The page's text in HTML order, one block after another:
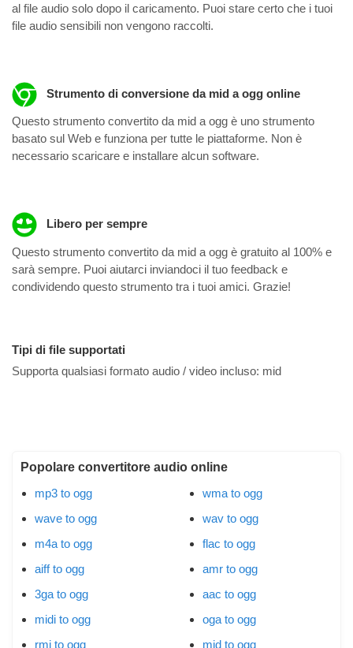
al file audio solo dopo il caricamento. Puoi stare certo che i tuoi
file audio sensibili non vengono raccolti.
Strumento di conversione da mid a ogg online
Questo strumento convertito da mid a ogg è uno strumento
basato sul Web e funziona per tutte le piattaforme. Non è
necessario scaricare e installare alcun software.
Libero per sempre
Questo strumento convertito da mid a ogg è gratuito al 100% e
sarà sempre. Puoi aiutarci inviandoci il tuo feedback e
condividendo questo strumento tra i tuoi amici. Grazie!
Tipi di file supportati
Supporta qualsiasi formato audio / video incluso: mid
Popolare convertitore audio online
mp3 to ogg
wave to ogg
m4a to ogg
aiff to ogg
3ga to ogg
midi to ogg
rmi to ogg
wma to ogg
wav to ogg
flac to ogg
amr to ogg
aac to ogg
oga to ogg
mid to ogg